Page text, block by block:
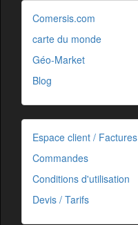
Comersis.com
carte du monde
Géo-Market
Blog
Espace client / Factures
Commandes
Conditions d'utilisation
Devis / Tarifs